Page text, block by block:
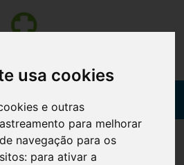
usa cookies
e outras
para melhorar
navegação para os
para ativar a